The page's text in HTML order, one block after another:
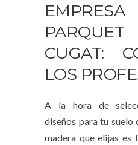
CUGAT:
LOS
A la hora de
diseños para tu
madera que elijas es